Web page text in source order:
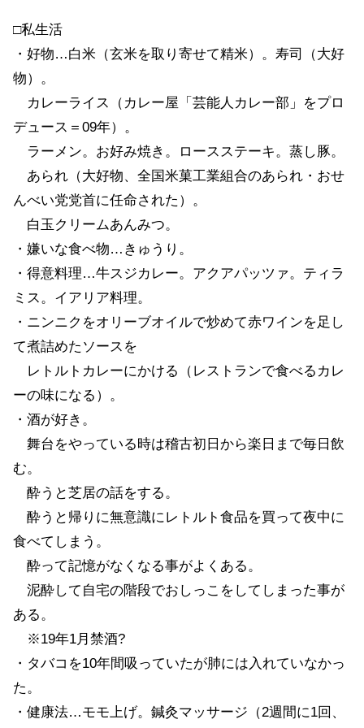
□私生活
・好物…白米（玄米を取り寄せて精米）。寿司（大好
物）。
カレーライス（カレー屋「芸能人カレー部」をプロ
デュース＝09年）。
ラーメン。お好み焼き。ロースステーキ。蒸し豚。
あられ（大好物、全国米菓工業組合のあられ・おせ
んべい党党首に任命された）。
白玉クリームあんみつ。
・嫌いな食べ物…きゅうり。
・得意料理…牛スジカレー。アクアパッツァ。ティラ
ミス。イアリア料理。
・ニンニクをオリーブオイルで炒めて赤ワインを足し
て煮詰めたソースを
レトルトカレーにかける（レストランで食べるカレ
ーの味になる）。
・酒が好き。
舞台をやっている時は稽古初日から楽日まで毎日飲
む。
酔うと芝居の話をする。
酔うと帰りに無意識にレトルト食品を買って夜中に
食べてしまう。
酔って記憶がなくなる事がよくある。
泥酔して自宅の階段でおしっこをしてしまった事が
ある。
※19年1月禁酒?
・タバコを10年間吸っていたが肺には入れていなかっ
た。
・健康法…モモ上げ。鍼灸マッサージ（2週間に1回、